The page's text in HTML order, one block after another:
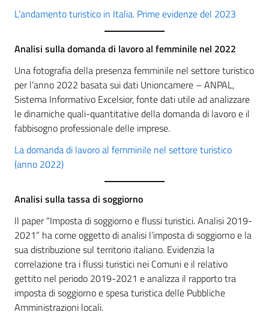
L’andamento turistico in Italia. Prime evidenze del 2023
Analisi sulla domanda di lavoro al femminile nel 2022
Una fotografia della presenza femminile nel settore turistico
per l’anno 2022 basata sui dati Unioncamere – ANPAL,
Sistema Informativo Excelsior, fonte dati utile ad analizzare
le dinamiche quali-quantitative della domanda di lavoro e il
fabbisogno professionale delle imprese.
La domanda di lavoro al femminile nel settore turistico
(anno 2022)
Analisi sulla tassa di soggiorno
Il paper “Imposta di soggiorno e flussi turistici. Analisi 2019-
2021” ha come oggetto di analisi l’imposta di soggiorno e la
sua distribuzione sul territorio italiano. Evidenzia la
correlazione tra i flussi turistici nei Comuni e il relativo
gettito nel periodo 2019-2021 e analizza il rapporto tra
imposta di soggiorno e spesa turistica delle Pubbliche
Amministrazioni locali.